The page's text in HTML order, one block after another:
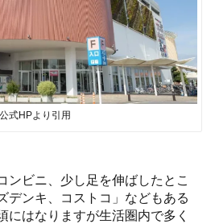
公式HPより引用
ンビニ、少し足を伸ばしたとこ
デンキ、コストコ」などもある
にはなりますが生活圏内で多く